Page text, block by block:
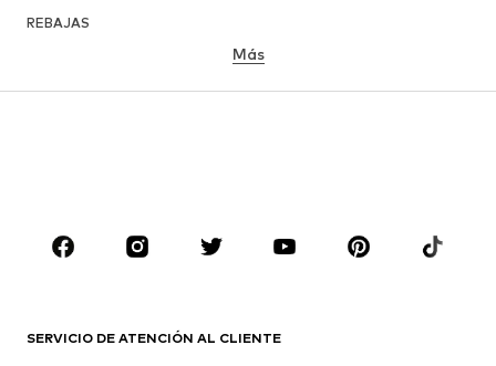
REBAJAS
MARCAS
PUMA
CONVERSE
Más
SERVICIO DE ATENCIÓN AL CLIENTE